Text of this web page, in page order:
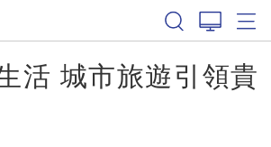
活 城市旅遊引領貴